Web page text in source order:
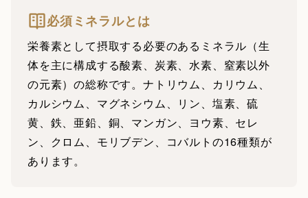
必須ミネラルとは
栄養素として摂取する必要のあるミネラル（生
体を主に構成する酸素、炭素、水素、窒素以外
の元素）の総称です。ナトリウム、カリウム、
カルシウム、マグネシウム、リン、塩素、硫
黄、鉄、亜鉛、銅、マンガン、ヨウ素、セレ
ン、クロム、モリブデン、コバルトの16種類が
あります。